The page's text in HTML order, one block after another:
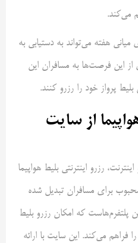
می‌کند.
هفته می‌تواند به دستیابی به
این فرصت‌ها به مسافران این
پرواز خود را رزرو کنند.
از سایت
رزرو اینترنتی بلیط هواپیما
برای مسافران تبدیل شده
که امکان رزرو بلیط
فراهم می‌کند. این سایت با ارائه